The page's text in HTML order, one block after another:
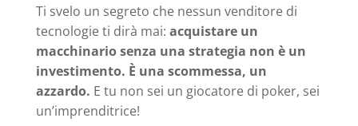
Ti svelo un segreto che nessun venditore di
tecnologie ti dirà mai: acquistare un
macchinario senza una strategia non è un
investimento. È una scommessa, un
azzardo. E tu non sei un giocatore di poker, sei
un’imprenditrice!